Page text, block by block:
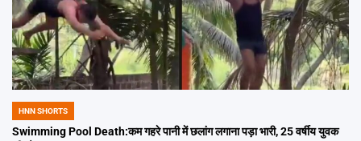
POSTED
IN
HNN SHORTS
Swimming Pool Death:कम गहरे पानी में छलांग लगाना पड़ा भारी, 25 वर्षीय युवक